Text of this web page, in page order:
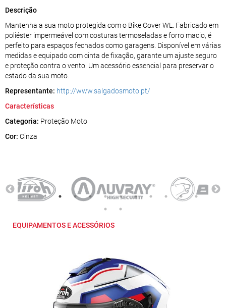
Descrição
Mantenha a sua moto protegida com o Bike Cover WL. Fabricado em
poliéster impermeável com costuras termoseladas e forro macio, é
perfeito para espaços fechados como garagens. Disponível em várias
medidas e equipado com cinta de fixação, garante um ajuste seguro
e proteção contra o vento. Um acessório essencial para preservar o
estado da sua moto.
Representante: http://www.salgadosmoto.pt/
Características
Categoria: Proteção Moto
Cor: Cinza
EQUIPAMENTOS E ACESSÓRIOS